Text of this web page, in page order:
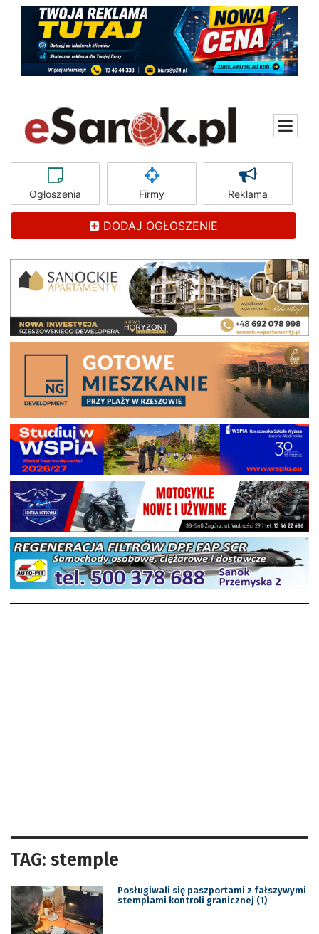
Ogłoszenia Firmy Reklama
DODAJ OGŁOSZENIE
TAG: stemple
Posługiwali się paszportami z fałszywymi
stemplami kontroli granicznej (1)